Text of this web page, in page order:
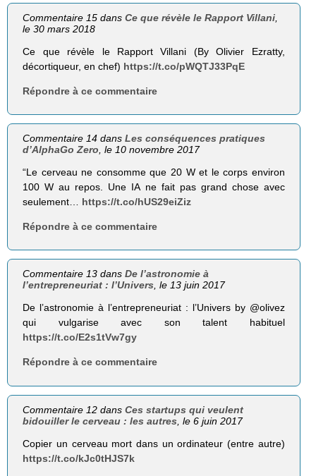
Commentaire 15 dansCe que révèle le Rapport Villani
le 30 mars 2018
Ce que révèle le Rapport Villani (By Olivier Ezratty,
décortiqueur, en chef) https://t.co/pWQTJ33PqE
Répondre à ce commentaire
Commentaire 14 dansLes conséquences pratiques
d’AlphaGo Zero , le 10 novembre 2017
“Le cerveau ne consomme que 20 W et le corps environ
100 W au repos. Une IA ne fait pas grand chose avec
seulement… https://t.co/hUS29eiZiz
Répondre à ce commentaire
Commentaire 13 dansDe l’astronomie à
l’entrepreneuriat : l’Univers, le 13 juin 2017
De l’astronomie à l’entrepreneuriat : l’Univers by @olivez
qui vulgarise avec son talent habituel
https://t.co/E2s1tVw7gy
Répondre à ce commentaire
Commentaire 12 dansCes startups qui veulent
bidouiller le cerveau : les autres , le 6 juin 2017
Copier un cerveau mort dans un ordinateur (entre autre)
https://t.co/kJc0tHJS7k